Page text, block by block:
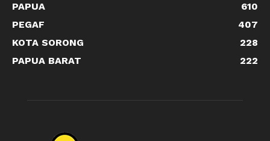
PAPUA
610
PEGAF
407
KOTA SORONG
228
PAPUA BARAT
222